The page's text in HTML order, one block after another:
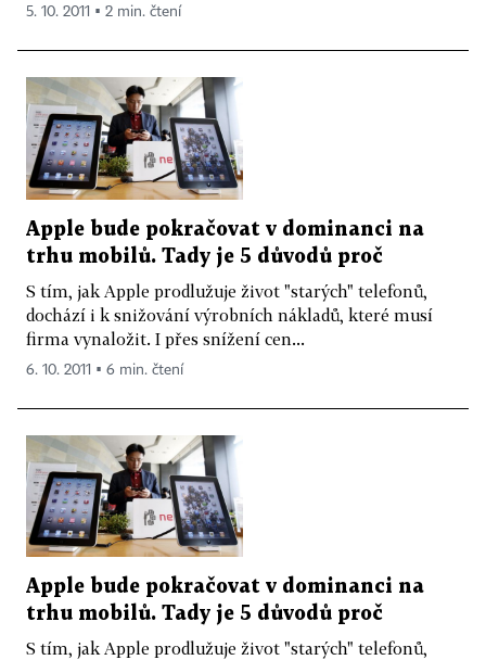
5. 10. 2011 ▪ 2 min. čtení
Apple bude pokračovat v dominanci na
trhu mobilů. Tady je 5 důvodů proč
S tím, jak Apple prodlužuje život "starých" telefonů,
dochází i k snižování výrobních nákladů, které musí
firma vynaložit. I přes snížení cen...
6. 10. 2011 ▪ 6 min. čtení
Apple bude pokračovat v dominanci na
trhu mobilů. Tady je 5 důvodů proč
S tím, jak Apple prodlužuje život "starých" telefonů,